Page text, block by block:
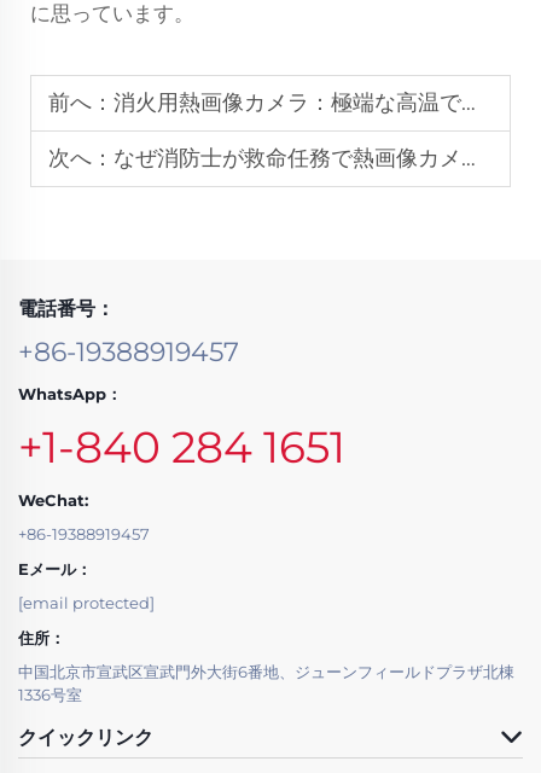
に思っています。
前へ： 消火用熱画像カメラ：極端な高温での救命活動における命綱
次へ： なぜ消防士が救命任務で熱画像カメラをスキップできないのか
電話番号：
+86-19388919457
WhatsApp：
+1-840 284 1651
WeChat:
+86-19388919457
Eメール：
[email protected]
住所：
中国北京市宣武区宣武門外大街6番地、ジューンフィールドプラザ北棟
1336号室
クイックリンク